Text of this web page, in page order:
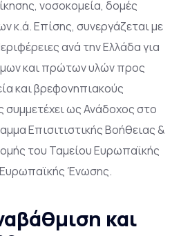
νοσοκομεία, δομές
κ.ά. Επίσης, συνεργάζεται με
ανά την Ελλάδα για
και πρώτων υλών προς
και βρεφονηπιακούς
ως Ανάδοχος στο
Επισιτιστικής Βοήθειας &
του Ταμείου Ευρωπαϊκής
Ένωσης.
και